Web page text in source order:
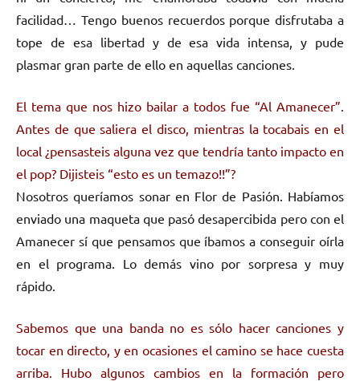
facilidad… Tengo buenos recuerdos porque disfrutaba a
tope de esa libertad y de esa vida intensa, y pude
plasmar gran parte de ello en aquellas canciones.
El tema que nos hizo bailar a todos fue “Al Amanecer”.
Antes de que saliera el disco, mientras la tocabais en el
local ¿pensasteis alguna vez que tendría tanto impacto en
el pop? Dijisteis “esto es un temazo!!”?
Nosotros queríamos sonar en Flor de Pasión. Habíamos
enviado una maqueta que pasó desapercibida pero con el
Amanecer sí que pensamos que íbamos a conseguir oírla
en el programa. Lo demás vino por sorpresa y muy
rápido.
Sabemos que una banda no es sólo hacer canciones y
tocar en directo, y en ocasiones el camino se hace cuesta
arriba. Hubo algunos cambios en la formación pero